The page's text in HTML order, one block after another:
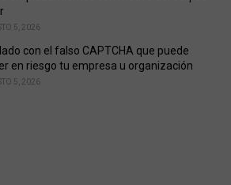
5, 2026
con el falso CAPTCHA que puede
en riesgo tu empresa u organización
5, 2026